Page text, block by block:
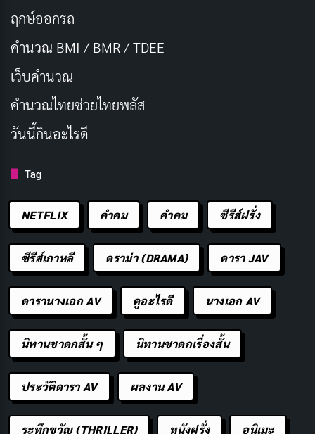
เพลิง ในเวลานั้นเองโทมินจุนได้มาถึงโลกแห่งนี้ เขามีความ
สามารถในการได้ยิน การมองเห็น ความเร็วที่เหนือกว่า
มนุษย์ถึง 7 เท่า และพลังในการเคลื่อนย้ายสิ่งของ เขาได้
ช่วยชีวิตเด็กสาวคนหนึ่งเอาไว้ ด้วยจิตใจที่งดงามของเด็ก
สาว สุดท้ายเธอยอมแลกชีวิตของตัวเองเพื่อปกป้องมินจุน
มินจุนติดอยู่บนโลกเพื่อรอคอยการกลับมาของดาวเคราะห์
เขาเกลียดชังความโลภและความเห็นแก่ตัวของมนุษย์ และ
ไม่คิดจะยุ่งเกี่ยวกับมนุษย์คนใดๆ กระทั่ง 400 ปีผ่านไป เขา
ได้ช่วยชีวิตของชอนซงอี เด็กที่มีหน้าตาเหมือนกับเด็กสาว
คนนั้น เหตุการณ์นั้นยังคงตราตรึงอยู่ในใจของซงอีเสมอมา
12 ปีผ่านไป ชอนซงอีกลายเป็นซูเปอร์สตาร์ผู้แสนโด่งดัง
แต่ก็เป็นที่รู้กันทั่วไปว่าเธอทั้งโง่ หลงตัวเอง และมีนิสัยเสีย
ต่างๆ มากมาย และแล้วซงอีก็ย้ายเข้ามาอยู่คอนโดหรูข้าง
ห้องของมินจุน ซงอีมีเพื่อนสนิทคือยูเซมี ที่เป็นดาราเหมือน
กัน ส่วนอีฮวีคยองเป็นเพื่อนตั้งแต่สมัยเรียนของทั้งคู่ เซมี
หลงรักฮวีคยองมาตั้งแต่เด็ก ในขณะที่ฮวีคยองก็หลงรักซงอี
มาโดยตลอดแต่ซงอีไม่เคยรับรักฮวีคยองเลย เธอยังคงรอ
ฤกษ์ออกรถ
คำนวณ BMI / BMR / TDEE
เว็บคํานวณ
คํานวณไทยช่วยไทยพลัส
วันนี้กินอะไรดี
Tag
NETFLIX คำคม คําคม ซีรีส์ฝรั่ง
ซีรีส์เกาหลี ดราม่า (DRAMA) ดารา JAV
ดารานางเอก AV ดูอะไรดี นางเอก AV
นิทานชาดกสั้น ๆ นิทานชาดกเรื่องสั้น
ประวัติดารา AV ผลงาน AV
ระทึกขวัญ (THRILLER) หนังฝรั่ง อนิเมะ